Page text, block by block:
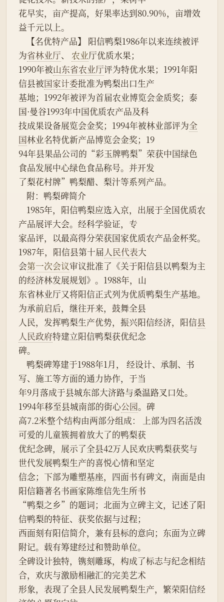
花早实，亩产提高，好果率达到80.90％，亩增效
益千元以上。
为省林业厅、 农业厅优质水果；
1990年被山东省农业厅评为特优水果；1991年阳
信县被国家计委批准为鸭梨出口生产
基地；1992年被评为首届农业博览会金质奖；泰
国·曼谷1993年中国优质农产品及科
技成果设备展览会金奖；1994年被林业部评为全
国林业名特优新产品博览会金奖；19
94年县果品公司的“彩玉牌鸭梨”荣获中国绿色
食品发展中心绿色食品称号。并开发
了梨花村牌”鸭梨醋、梨汁等系列产品。
    附：鸭梨碑简介
产品展评大会。经科学验证，专
家品评，以最高得分荣获国家优质农产品金杯奖。
1987年，阳信县第十届人民代表大
会第一次会议审议批准了《关于阳信县以鸭梨为主
的经济林发展规划》。1988年，山
东省林业厅又将阳信正式列为优质鸭梨生产基地。
为承前启后，继往开来，鼓舞全县
人民，发挥鸭梨生产优势，振兴阳信经济，阳信县
人民政府特建立阳信鸭梨获优纪念
碑。
写、施工等方面的通力协作，于当
年9月落成于县城东部大济路与桑温路叉口处。
1994年移至县城南部的街心公园。碑
高7.2米整个结构由两部分组成： 上部为四名活泼
可爱的儿童簇拥着放大了的鸭梨获
优纪念碑，展示了全县42万人民欢庆鸭梨获奖与
世代发展鸭梨生产的喜悦心情和坚定
信念；下部为雕塑基座，四面书有碑文，南面是由
阳信籍著名书画家陈维信先生所书
“鸭梨之乡”的题词；北面为立碑主文，记述了阳
信鸭梨的特征、获奖依据与过程；
西面刻有阳信简介，兼有县标的意向；东面为立碑
附记。载有筹建经过和赞助单位。
全碑设计独特，镌刻雕琢，构成了标志与纪念相结
合，欢庆与激励相融汇的完美艺术
形象，表现了全县人民发展鸭梨生产，繁荣阳信经